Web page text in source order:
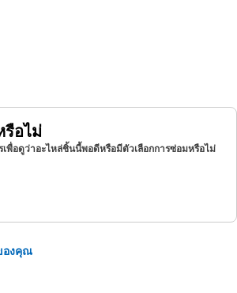
รือไม่
เพื่อดูว่าอะไหล่ชิ้นนี้พอดีหรือมีตัวเลือกการซ่อมหรือไม่
องคุณ